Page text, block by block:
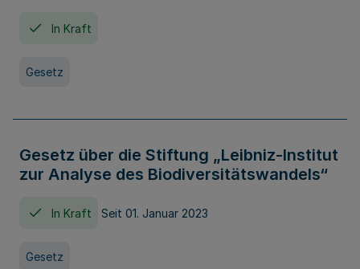
In Kraft
Gesetz
Gesetz über die Stiftung „Leibniz-Institut
zur Analyse des Biodiversitätswandels“
In Kraft Seit 01. Januar 2023
Gesetz